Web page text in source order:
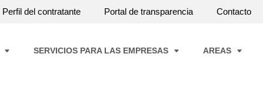
Perfil del contratante Portal de transparencia Contacto
SERVICIOS PARA LAS EMPRESAS AREAS